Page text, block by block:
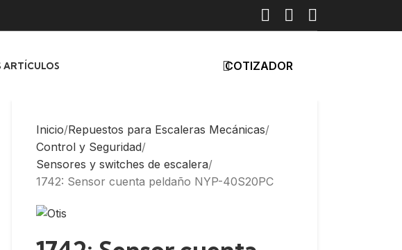
ARTÍCULOS COTIZADOR
Inicio Repuestos para Escaleras Mecánicas
Control y Seguridad
Sensores y switches de escalera
1742: Sensor cuenta peldaño NYP-40S20PC